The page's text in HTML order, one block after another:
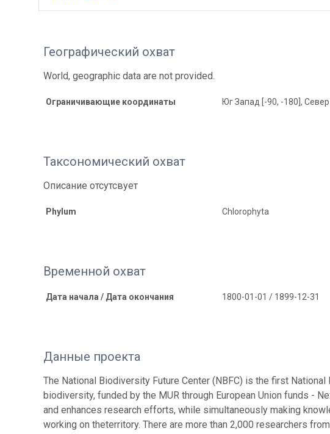
Географический охват
World, geographic data are not provided.
Ограничивающие координаты Юг Запад [-90, -180], Север
Таксономический охват
Описание отсутсвует
Phylum Chlorophyta
Временной охват
Дата начала / Дата окончания 1800-01-01 / 1899-12-31
Данные проекта
The National Biodiversity Future Center (NBFC) is the first
biodiversity, funded by the MUR through European Union funds -
and enhances research efforts, while simultaneously making
working on theterritory. There are more than 2,000 researchers